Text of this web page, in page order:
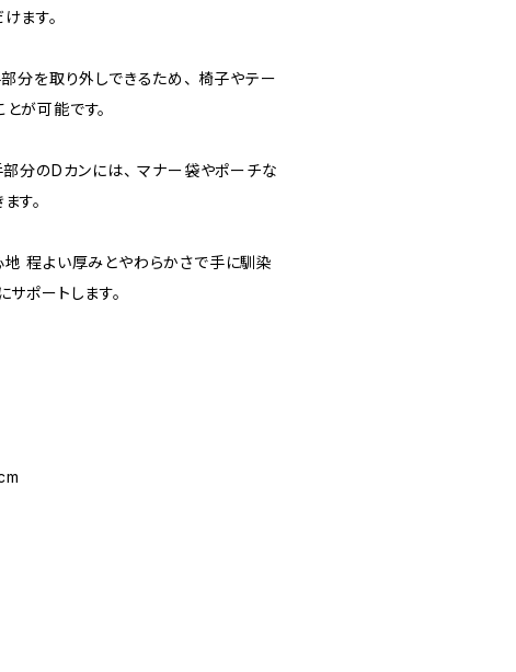
ます。
分を取り外しできるため、 椅子やテー
が可能です。
分のDカンには、 マナー袋やポーチな
す。
地 程よい厚みとやわらかさで手に馴染
ポートします。